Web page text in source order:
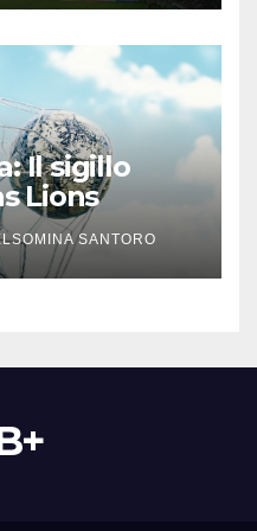
Il sigillo
Lions
SANTORO